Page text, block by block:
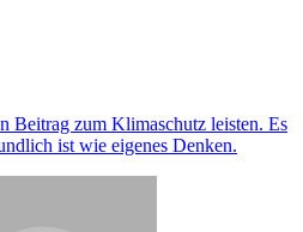
Beitrag zum Klimaschutz leisten. Es
ist wie eigenes Denken.